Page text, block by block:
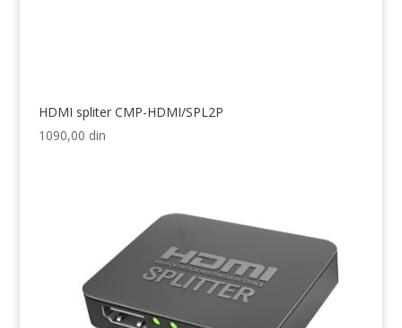
HDMI spliter CMP-HDMI/SPL2P
1090,00 din